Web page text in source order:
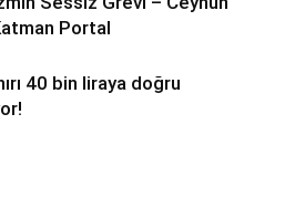
Portal
40 bin liraya doğru